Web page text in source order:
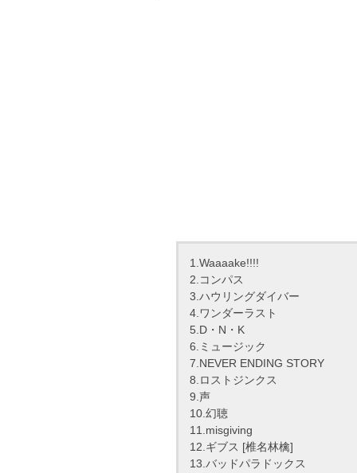
1.Waaaake!!!!
2.コンパス
3.ハウリングダイバー
4.ワンダーラスト
5.D・N・K
6.ミュージック
7.NEVER ENDING STORY
8.ロストジンクス
9.声
10.幻聴
11.misgiving
12.ギブス [椎名林檎]
13.バッドパラドックス